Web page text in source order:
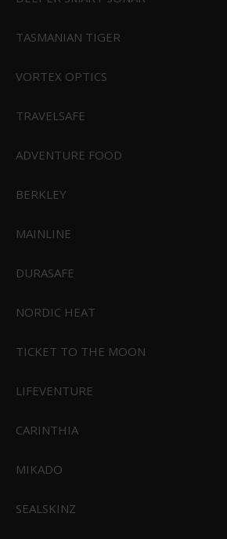
Powerbait Maggot 110 stk.
35,00 DKK
TASMANIAN TIGER
VORTEX OPTICS
TRAVELSAFE
ADVENTURE FOOD
BERKLEY
MAINLINE
DURASAFE
NORDIC HEAT
TICKET TO THE MOON
LIFEVENTURE
CARINTHIA
MIKADO
SEALSKINZ